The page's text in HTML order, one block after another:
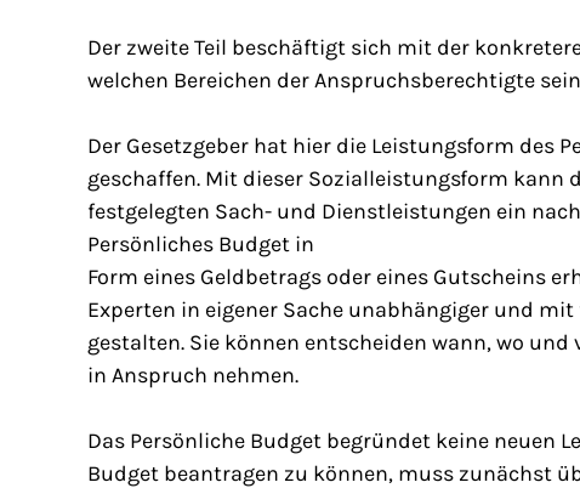
Der zweite Teil beschäftigt sich mit der
welchen Bereichen der Anspruchsberechtigte
Der Gesetzgeber hat hier die Leistungsform des
geschaffen. Mit dieser Sozialleistungsform kann
festgelegten Sach- und Dienstleistungen ein
Persönliches Budget in
Form eines Geldbetrags oder eines Gutscheins
Experten in eigener Sache unabhängiger und
gestalten. Sie können entscheiden wann, wo
in Anspruch nehmen.
Das Persönliche Budget begründet keine neuen
Budget beantragen zu können, muss zunächst